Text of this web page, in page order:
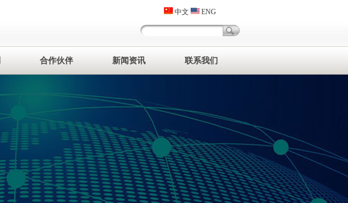
中文 ENG
合作伙伴 新闻资讯 联系我们